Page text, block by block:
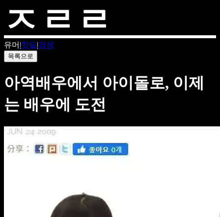
유머 |핫딜|검색
목록으로
아역배우에서 아이돌로, 이제
는 배우에 도전